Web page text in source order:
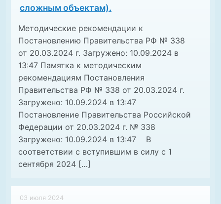
сложным объектам).
Методические рекомендации к
Постановлению Правительства РФ № 338
от 20.03.2024 г. Загружено: 10.09.2024 в
13:47 Памятка к методическим
рекомендациям Постановления
Правительства РФ № 338 от 20.03.2024 г.
Загружено: 10.09.2024 в 13:47
Постановление Правительства Российской
Федерации от 20.03.2024 г. № 338
Загружено: 10.09.2024 в 13:47 В
соответствии с вступившим в силу с 1
сентября 2024 […]
03 июля 2024